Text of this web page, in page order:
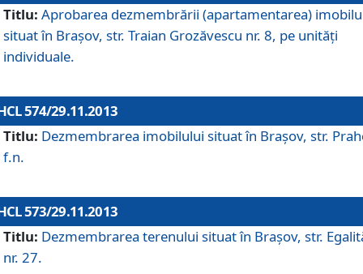
Titlu: Aprobarea dezmembrării (apartamentarea)
situat în Braşov, str. Traian Grozăvescu nr. 8, pe unităţi
individuale.
574/29.11.2013
Titlu: Dezmembrarea imobilului situat în Braşov, str.
f.n.
573/29.11.2013
Titlu: Dezmembrarea terenului situat în Braşov, str.
nr. 27.